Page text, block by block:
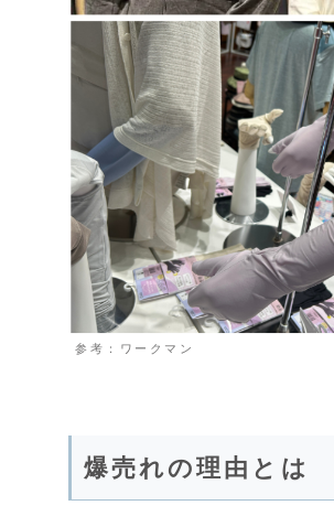
参考：ワークマン
爆売れの理由とは